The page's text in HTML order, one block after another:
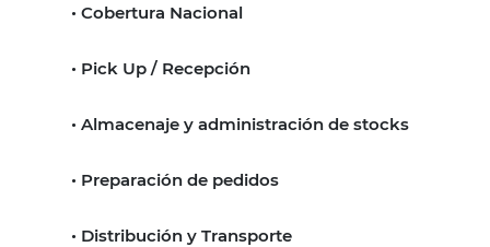
• Cobertura Nacional
• Pick Up / Recepción
• Almacenaje y administración de stocks
• Preparación de pedidos
• Distribución y Transporte